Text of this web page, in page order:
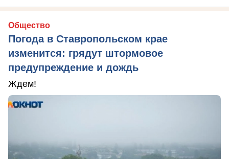
Общество
Погода в Ставропольском крае
изменится: грядут штормовое
предупреждение и дождь
Ждем!